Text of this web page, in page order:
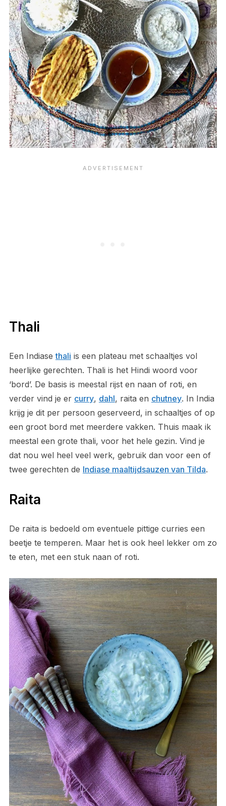
Thali
Een Indiasethali is een plateau met schaaltjes vol
heerlijke gerechten. Thali is het Hindi woord voor
‘bord’. De basis is meestal rijst en naan of roti, en
verder vind je er curry, dahl, raita en chutney. In India
krijg je dit per persoon geserveerd, in schaaltjes of op
een groot bord met meerdere vakken. Thuis maak ik
meestal een grote thali, voor het hele gezin. Vind je
dat nou wel heel veel werk, gebruik dan voor een of
twee gerechten de Indiase maaltijdsauzen van Tilda.
Raita
De raita is bedoeld om eventuele pittige curries een
beetje te temperen. Maar het is ook heel lekker om zo
te eten, met een stuk naan of roti.